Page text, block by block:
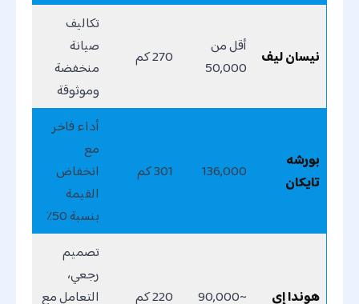
نيسان ليف
أقل من
50,000
270 كم
تكاليف
صيانة
منخفضة
وموثوقة
بورشه
تايكان
136,000 301 كم
أداء فاخر
مع
انخفاض
القيمة
بنسبة 50٪
هوندا إي ~90,000 220 كم
تصميم
رجعي،
التعامل مع